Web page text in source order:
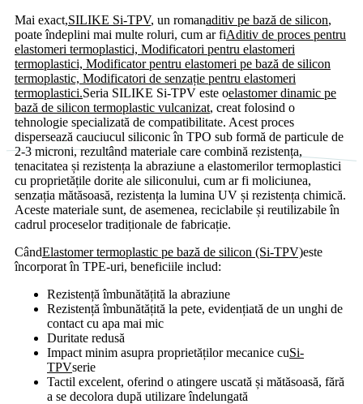
Mai exact,SILIKE Si-TPV, un romanaditiv pe bază de silicon,
poate îndeplini mai multe roluri, cum ar fiAditiv de proces pentru
elastomeri termoplastici, Modificatori pentru elastomeri
termoplastici, Modificator pentru elastomeri pe bază de silicon
termoplastic, Modificatori de senzație pentru elastomeri
termoplastici.Seria SILIKE Si-TPV este oelastomer dinamic pe
bază de silicon termoplastic vulcanizat, creat folosind o
tehnologie specializată de compatibilitate. Acest proces
dispersează cauciucul siliconic în TPO sub formă de particule de
2-3 microni, rezultând materiale care combină rezistența,
tenacitatea și rezistența la abraziune a elastomerilor termoplastici
cu proprietățile dorite ale siliconului, cum ar fi moliciunea,
senzația mătăsoasă, rezistența la lumina UV și rezistența chimică.
Aceste materiale sunt, de asemenea, reciclabile și reutilizabile în
cadrul proceselor tradiționale de fabricație.
CândElastomer termoplastic pe bază de silicon (Si-TPV)este
încorporat în TPE-uri, beneficiile includ:
Rezistență îmbunătățită la abraziune
Rezistență îmbunătățită la pete, evidențiată de un unghi de
contact cu apa mai mic
Duritate redusă
Impact minim asupra proprietăților mecanice cuSi-
TPVserie
Tactil excelent, oferind o atingere uscată și mătăsoasă, fără
a se decolora după utilizare îndelungată